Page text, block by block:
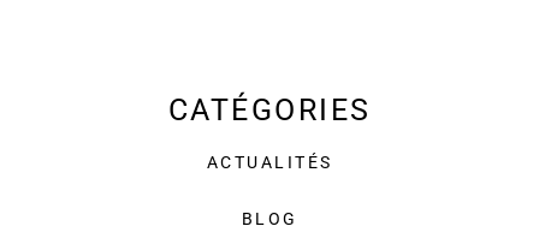
CATÉGORIES
ACTUALITÉS
BLOG